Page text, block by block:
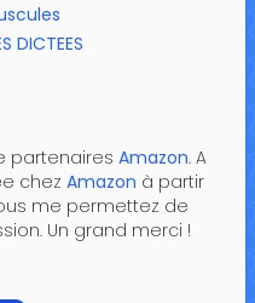
DICTEES
partenaires Amazon. A
chez Amazon à partir
me permettez de
Un grand merci !